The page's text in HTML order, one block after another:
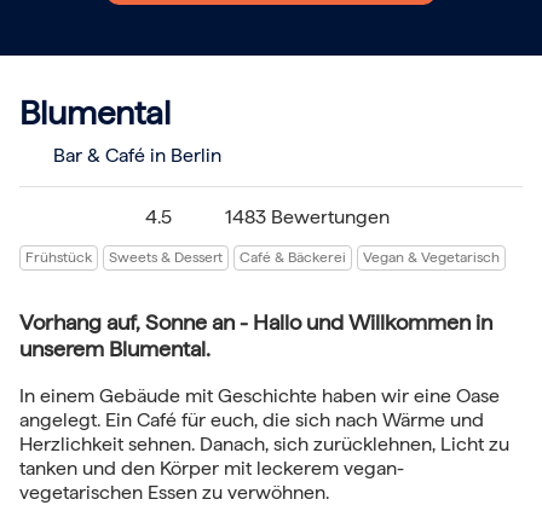
Blumental
Bar & Café in Berlin
4.5 1483 Bewertungen
Frühstück Sweets & Dessert Café & Bäckerei Vegan & Vegetarisch
Vorhang auf, Sonne an - Hallo und Willkommen in
unserem Blumental.
In einem Gebäude mit Geschichte haben wir eine Oase
angelegt. Ein Café für euch, die sich nach Wärme und
Herzlichkeit sehnen. Danach, sich zurücklehnen, Licht zu
tanken und den Körper mit leckerem vegan-
vegetarischen Essen zu verwöhnen.